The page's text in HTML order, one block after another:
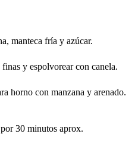
manteca fría y azúcar.
y espolvorear con canela.
horno con manzana y arenado.
30 minutos aprox.